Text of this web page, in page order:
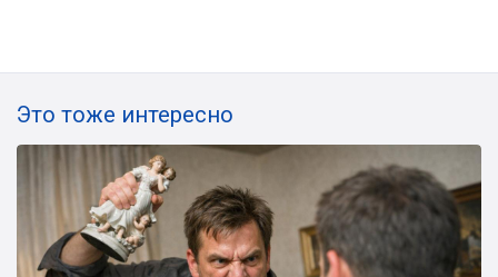
Это тоже интересно